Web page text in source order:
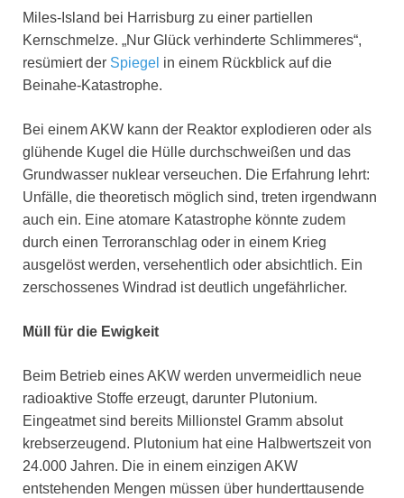
Miles-Island bei Harrisburg zu einer partiellen
Kernschmelze. „Nur Glück verhinderte Schlimmeres“,
resümiert der Spiegel in einem Rückblick auf die
Beinahe-Katastrophe.
Bei einem AKW kann der Reaktor explodieren oder als
glühende Kugel die Hülle durchschweißen und das
Grundwasser nuklear verseuchen. Die Erfahrung lehrt:
Unfälle, die theoretisch möglich sind, treten irgendwann
auch ein. Eine atomare Katastrophe könnte zudem
durch einen Terroranschlag oder in einem Krieg
ausgelöst werden, versehentlich oder absichtlich. Ein
zerschossenes Windrad ist deutlich ungefährlicher.
Müll für die Ewigkeit
Beim Betrieb eines AKW werden unvermeidlich neue
radioaktive Stoffe erzeugt, darunter Plutonium.
Eingeatmet sind bereits Millionstel Gramm absolut
krebserzeugend. Plutonium hat eine Halbwertszeit von
24.000 Jahren. Die in einem einzigen AKW
entstehenden Mengen müssen über hunderttausende